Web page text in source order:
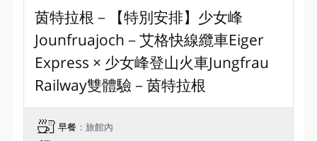
茵特拉根－【特別安排】少女峰
Jounfruajoch－艾格快線纜車Eiger
Express × 少女峰登山火車Jungfrau
Railway雙體驗－茵特拉根
早餐 ：旅館內